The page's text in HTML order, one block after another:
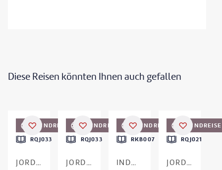
Diese Reisen könnten Ihnen auch gefallen
RUNDREISE
RQJ033
JORDANIEN
RUNDREISE
RQJ033
JORDANIEN
RUNDREISE
RKB007
INDONESIEN - BALI
DEAL RUNDREISE
RQJ021
JORDANIEN